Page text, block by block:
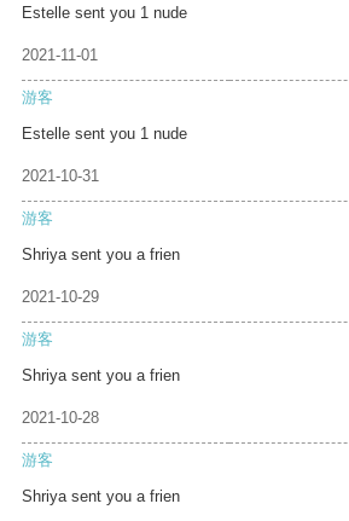
Estelle sent you 1 nude
2021-11-01
游客
Estelle sent you 1 nude
2021-10-31
游客
Shriya sent you a frien
2021-10-29
游客
Shriya sent you a frien
2021-10-28
游客
Shriya sent you a frien